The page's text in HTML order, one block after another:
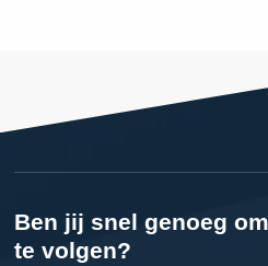
Ben jij snel genoeg
te volgen?